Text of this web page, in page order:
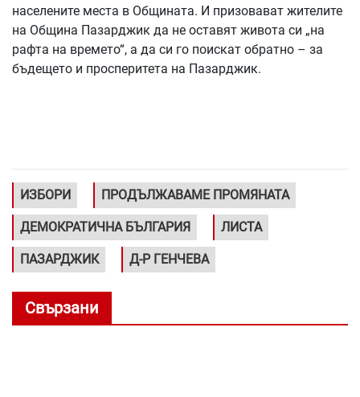
населените места в Общината. И призовават жителите
на Община Пазарджик да не оставят живота си „на
рафта на времето“, а да си го поискат обратно – за
бъдещето и просперитета на Пазарджик.
ИЗБОРИ ПРОДЪЛЖАВАМЕ ПРОМЯНАТА
ДЕМОКРАТИЧНА БЪЛГАРИЯ ЛИСТА
ПАЗАРДЖИК Д-Р ГЕНЧЕВА
Свързани